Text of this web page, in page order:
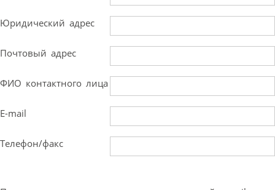
Юридический адрес
Почтовый адрес
ФИО контактного лица
E-mail
Телефон/факс